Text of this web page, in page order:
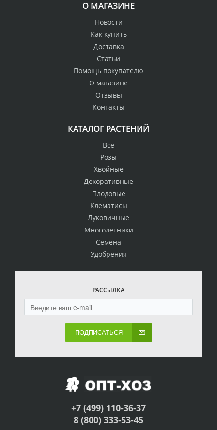
О МАГАЗИНЕ
Новости
Как купить
Доставка
Статьи
Помощь покупателю
О магазине
Отзывы
Контакты
КАТАЛОГ РАСТЕНИЙ
Всё
Розы
Хвойные
Декоративные
Плодовые
Клематисы
Луковичные
Многолетники
Семена
Удобрения
РАССЫЛКА
ПОДПИСАТЬСЯ
+7 (499) 110-36-37
8 (800) 333-53-45